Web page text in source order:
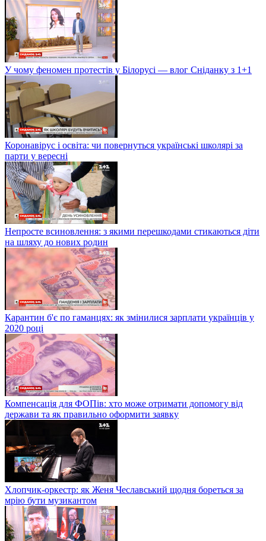
У чому феномен протестів у Білорусі — влог Сніданку з 1+1
Коронавірус і освіта: чи повернуться українські школярі за
парти у вересні
Непросте всиновлення: з якими перешкодами стикаються діти
на шляху до нових родин
Карантин б'є по гаманцях: як змінилися зарплати українців у
2020 році
Компенсація для ФОПів: хто може отримати допомогу від
держави та як правильно оформити заявку
Хлопчик-оркестр: як Женя Чеславський щодня бореться за
мрію бути музикантом